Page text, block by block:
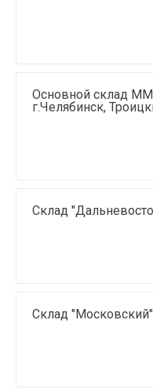
Основной склад ММ
г.Челябинск,
Склад
Склад